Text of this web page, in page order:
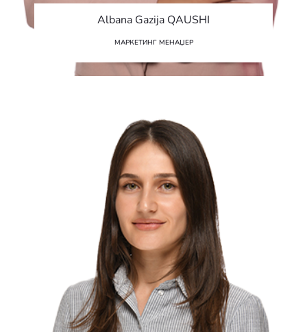
Albana Gazija QAUSHI
МАРКЕТИНГ МЕНАЏЕР